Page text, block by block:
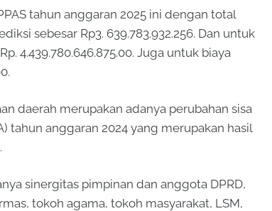
tahun anggaran 2025 ini dengan total
sebesar Rp3. 639.783.932.256. Dan untuk
4.439.780.646.875.00. Juga untuk biaya
daerah merupakan adanya perubahan sisa
tahun anggaran 2024 yang merupakan hasil
sinergitas pimpinan dan anggota DPRD,
tokoh agama, tokoh masyarakat, LSM,